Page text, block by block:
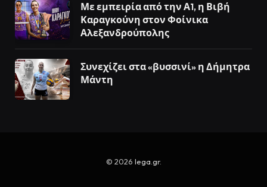
Με εμπειρία από την Α1, η Βιβή
Καραγκούνη στον Φοίνικα
Αλεξανδρούπολης
Συνεχίζει στα «βυσσινί» η Δήμητρα
Μάντη
© 2026 lega.gr.